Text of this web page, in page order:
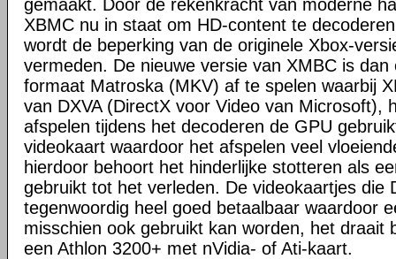
gemaakt. Door de rekenkracht van moderne
XBMC nu in staat om HD-content te
wordt de beperking van de originele Xbox-
vermeden. De nieuwe versie van XMBC is
formaat Matroska (MKV) af te spelen waarbij
van DXVA (DirectX voor Video van Microsoft),
afspelen tijdens het decoderen de GPU
videokaart waardoor het afspelen veel
hierdoor behoort het hinderlijke stotteren als
gebruikt tot het verleden. De videokaartjes die
tegenwoordig heel goed betaalbaar waardoor
misschien ook gebruikt kan worden, het draait
een Athlon 3200+ met nVidia- of Ati-kaart.